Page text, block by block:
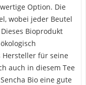
Option. Die
wobei jeder Beutel
Bioprodukt
Hersteller für seine
auch in diesem Tee
Bio eine gute